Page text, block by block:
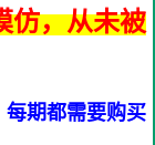
仿，从未被
期都需要购买